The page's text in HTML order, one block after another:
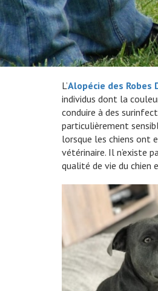
L’Alopécie des Robes
individus dont la
conduire à des
particulièrement
lorsque les chiens ont
vétérinaire. Il n’existe
qualité de vie du chien